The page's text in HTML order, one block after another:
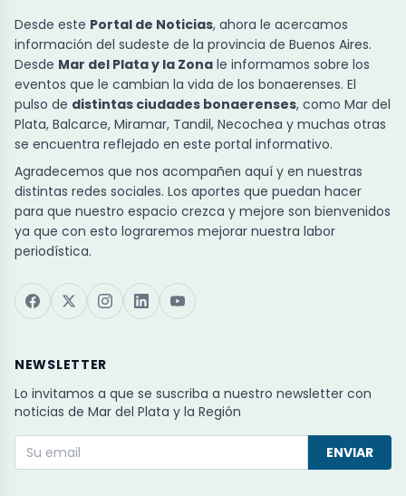
Desde este Portal de Noticias, ahora le acercamos
información del sudeste de la provincia de Buenos Aires.
Desde Mar del Plata y la Zona le informamos sobre los
eventos que le cambian la vida de los bonaerenses. El
pulso de distintas ciudades bonaerenses, como Mar del
Plata, Balcarce, Miramar, Tandil, Necochea y muchas otras
se encuentra reflejado en este portal informativo.
Agradecemos que nos acompañen aquí y en nuestras
distintas redes sociales. Los aportes que puedan hacer
para que nuestro espacio crezca y mejore son bienvenidos
ya que con esto lograremos mejorar nuestra labor
periodística.
NEWSLETTER
Lo invitamos a que se suscriba a nuestro newsletter con
noticias de Mar del Plata y la Región
ENVIAR